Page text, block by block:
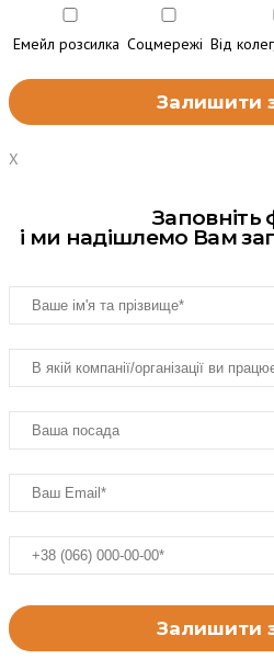
Емейл розсилка Соцмережі Від
X
Заповніть
і ми надішлемо Вам